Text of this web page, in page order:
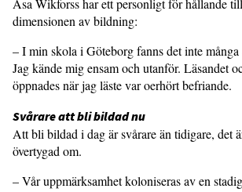
Åsa Wikforss har ett personligt för hållande
dimensionen av bildning:
– I min skola i Göteborg fanns det inte många
Jag kände mig ensam och utanför. Läsandet
öppnades när jag läste var oerhört befriande.
Svårare att bli bildad nu
Att bli bildad i dag är svårare än tidigare, det
övertygad om.
– Vår uppmärksamhet koloniseras av en